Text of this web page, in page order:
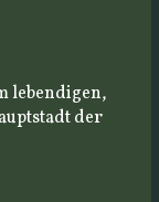
lebendigen,
der